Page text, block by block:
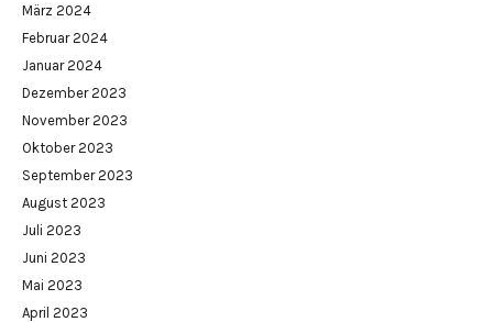
März 2024
Februar 2024
Januar 2024
Dezember 2023
November 2023
Oktober 2023
September 2023
August 2023
Juli 2023
Juni 2023
Mai 2023
April 2023